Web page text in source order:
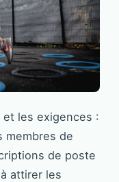
les exigences :
membres de
de poste
attirer les